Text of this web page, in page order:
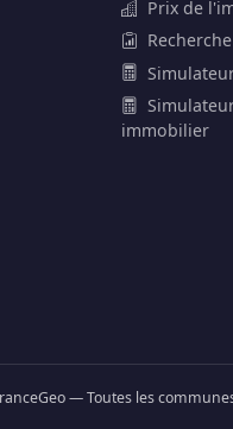
Prix de
immobilier
— Toutes les